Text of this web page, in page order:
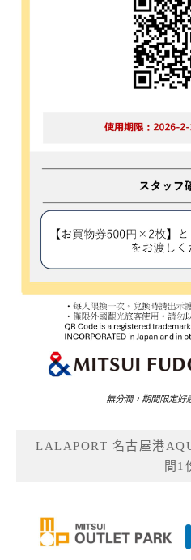
無分潤，期間限定好
LALAPORT 名古屋港
間1